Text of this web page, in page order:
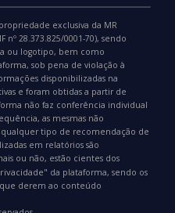
exclusiva da MR
nº 28.373.825/0001-70), sendo
ou logotipo, bem como
sob pena de violação à
disponibilizadas na
e foram obtidas a partir de
não faz conferência individual
as mesmas não
tipo de recomendação de
em relatórios são
ou não, estão cientes dos
da plataforma, sendo os
derem ao conteúdo